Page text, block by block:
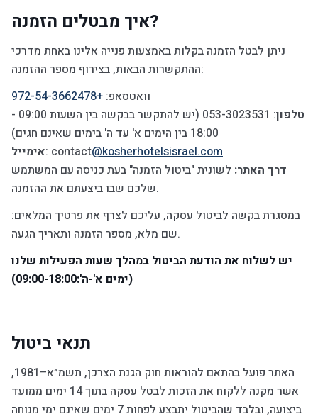
איך מבטלים הזמנה?
ניתן לבטל הזמנה בקלות באמצעות פנייה אלינו באחת מדרכי
ההתקשרות הבאות, בצירוף מספר ההזמנה:
וואטסאפ: +972-54-3662478
טלפון
: 053-3023531 (יש להתקשר בבקשה בין השעות 09:00 -
18:00 בין הימים א' עד ה' בימים שאינם חגים)
אימייל: contact@kosherhotelsisrael.com
דרך האתר: לשונית "ביטול הזמנה" בעת כניסה עם המשתמש
שלכם שבו ביצעתם את ההזמנה.
במסגרת בקשה לביטול עסקה, עליכם לצרף את פרטיך המלאים:
שם מלא, מספר הזמנה ותאריך הגעה.
יש לשלוח את הודעת הביטול במהלך שעות הפעילות שלנו
(ימים א'-ה':09:00-18:00)
תנאי ביטול
האתר פועל בהתאם להוראות חוק הגנת הצרכן, תשמ״א–1981,
אשר מקנה ללקוח את הזכות לבטל עסקה בתוך 14 ימים ממועד
ביצועה, ובלבד שהביטול יתבצע לפחות 7 ימים שאינם ימי מנוחה